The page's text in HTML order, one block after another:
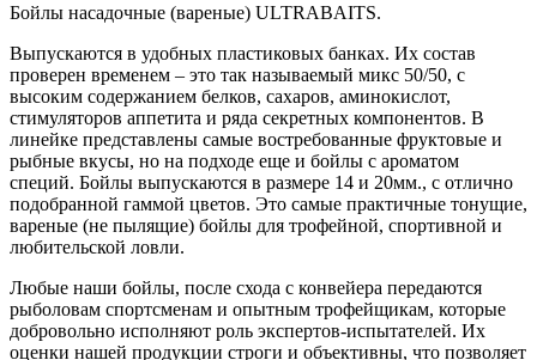
Бойлы насадочные (вареные) ULTRABAITS.
Выпускаются в удобных пластиковых банках. Их состав
проверен временем – это так называемый микс 50/50, с
высоким содержанием белков, сахаров, аминокислот,
стимуляторов аппетита и ряда секретных компонентов. В
линейке представлены самые востребованные фруктовые и
рыбные вкусы, но на подходе еще и бойлы с ароматом
специй. Бойлы выпускаются в размере 14 и 20мм., с отлично
подобранной гаммой цветов. Это самые практичные тонущие,
вареные (не пылящие) бойлы для трофейной, спортивной и
любительской ловли.
Любые наши бойлы, после схода с конвейера передаются
рыболовам спортсменам и опытным трофейщикам, которые
добровольно исполняют роль экспертов-испытателей. Их
оценки нашей продукции строги и объективны, что позволяет